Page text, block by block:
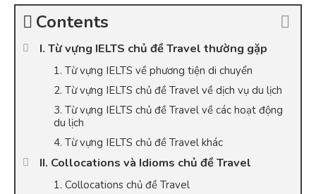
Contents
I. Từ vựng IELTS chủ đề Travel thường gặp
1. Từ vựng IELTS về phương tiện di chuyển
2. Từ vựng IELTS chủ đề Travel về dịch vụ du lịch
3. Từ vựng IELTS chủ đề Travel về các hoạt động
du lịch
4. Từ vựng IELTS chủ đề Travel khác
II. Collocations và Idioms chủ đề Travel
1. Collocations chủ đề Travel